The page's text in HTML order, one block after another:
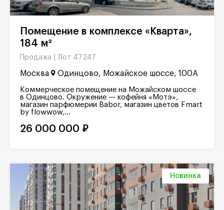
184 м²
Продажа | Лот 47247
Москва Одинцово, Можайское шоссе, 100А
Коммерческое помещение на Можайском шоссе
в Одинцово. Окружение — кофейня «Мотэ»,
магазин парфюмерии Babor, магазин цветов Fmart
by flowwow,...
26 000 000 ₽
Новинка